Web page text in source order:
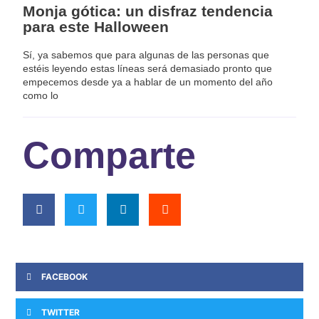
Monja gótica: un disfraz tendencia
para este Halloween
Sí, ya sabemos que para algunas de las personas que
estéis leyendo estas líneas será demasiado pronto que
empecemos desde ya a hablar de un momento del año
como lo
Comparte
FACEBOOK
TWITTER